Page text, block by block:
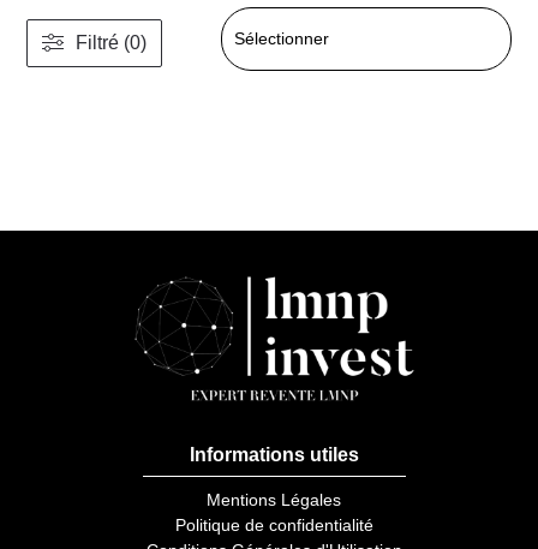
Filtré (0)
Informations utiles
Mentions Légales
Politique de confidentialité